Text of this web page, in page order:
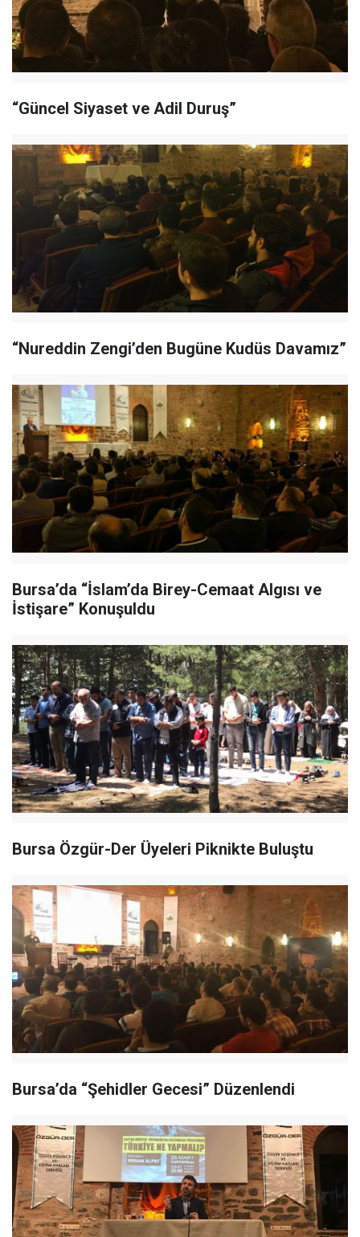
“Güncel Siyaset ve Adil Duruş”
“Nureddin Zengi’den Bugüne Kudüs Davamız”
Bursa’da “İslam’da Birey-Cemaat Algısı ve
İstişare” Konuşuldu
Bursa Özgür-Der Üyeleri Piknikte Buluştu
Bursa’da “Şehidler Gecesi” Düzenlendi